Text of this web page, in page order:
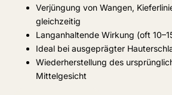
Verjüngung von Wangen,
gleichzeitig
Langanhaltende Wirkung (oft
Ideal bei ausgeprägter
Wiederherstellung des
Mittelgesicht